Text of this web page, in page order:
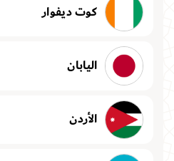
كوت ديفوار
اليابان
الأردن